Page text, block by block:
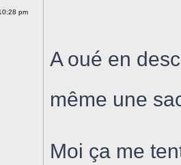
pm
A oué en
même une
Moi ça me